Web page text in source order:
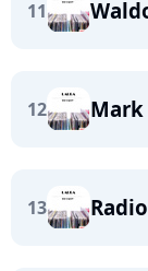
11
12 Mark
13 Radio